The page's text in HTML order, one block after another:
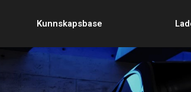
Kunnskapsbase